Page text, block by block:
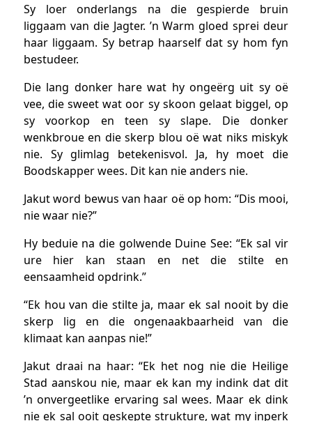
Sy loer onderlangs na die gespierde bruin
liggaam van die Jagter. ’n Warm gloed sprei deur
haar liggaam. Sy betrap haarself dat sy hom fyn
bestudeer.
Die lang donker hare wat hy ongeërg uit sy oë
vee, die sweet wat oor sy skoon gelaat biggel, op
sy voorkop en teen sy slape. Die donker
wenkbroue en die skerp blou oë wat niks miskyk
nie. Sy glimlag betekenisvol. Ja, hy moet die
Boodskapper wees. Dit kan nie anders nie.
Jakut word bewus van haar oë op hom: “Dis mooi,
nie waar nie?”
Hy beduie na die golwende Duine See: “Ek sal vir
ure hier kan staan en net die stilte en
eensaamheid opdrink.”
“Ek hou van die stilte ja, maar ek sal nooit by die
skerp lig en die ongenaakbaarheid van die
klimaat kan aanpas nie!”
Jakut draai na haar: “Ek het nog nie die Heilige
Stad aanskou nie, maar ek kan my indink dat dit
’n onvergeetlike ervaring sal wees. Maar ek dink
nie ek sal ooit geskepte strukture, wat my inperk